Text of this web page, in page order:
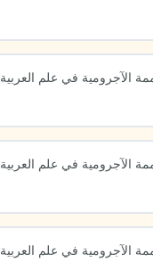
الآجرومية في علم العربية 66
الآجرومية في علم العربية 67
الآجرومية في علم العربية 68